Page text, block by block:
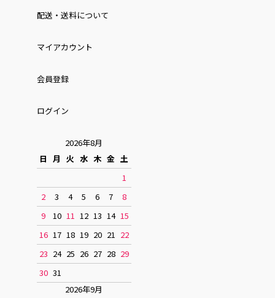
配送・送料について
マイアカウント
会員登録
ログイン
2026年8月
日 月 火 水 木 金 土
1
2
3 4 5 6 7
8
9
10 11 12 13 14 15
16 17 18 19 20 21 22
23 24 25 26 27 28 29
30 31
2026年9月